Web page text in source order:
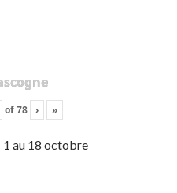
of78 › »
1 au 18 octobre